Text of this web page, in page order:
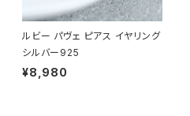
ルビー パヴェ ピアス イヤリング
シルバー925
¥8,980